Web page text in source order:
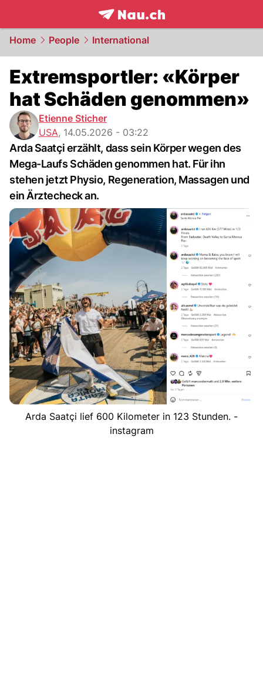
frontpage.NAU.ch
Home People International
Extremsportler: «Körper
hat Schäden genommen»
Etienne Sticher
USA, 14.05.2026 - 03:22
Arda Saatçi erzählt, dass sein Körper wegen des
Mega-Laufs Schäden genommen hat. Für ihn
stehen jetzt Physio, Regeneration, Massagen und
ein Ärztecheck an.
Arda Saatçi lief 600 Kilometer in 123 Stunden. -
instagram